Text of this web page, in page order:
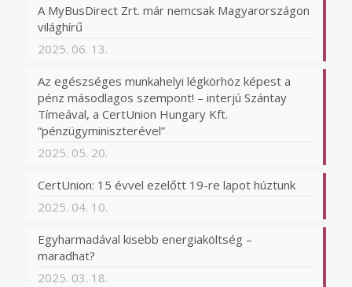
A MyBusDirect Zrt. már nemcsak Magyarországon
világhírű
2025. 06. 13.
Az egészséges munkahelyi légkörhöz képest a
pénz másodlagos szempont! – interjú Szántay
Tímeával, a CertUnion Hungary Kft.
“pénzügyminiszterével”
2025. 05. 20.
CertUnion: 15 évvel ezelőtt 19-re lapot húztunk
2025. 04. 10.
Egyharmadával kisebb energiaköltség –
maradhat?
2025. 03. 18.